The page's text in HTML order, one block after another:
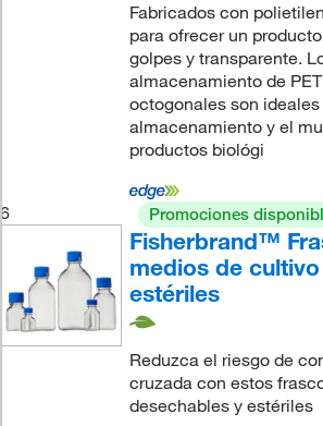
Fabricados con
para ofrecer un
golpes y transparente.
almacenamiento de
octogonales son ideales
almacenamiento y el
productos biológi
6 Promociones
Fisherbrand™
medios de cultivo
estériles
Reduzca el riesgo de
cruzada con estos
desechables y estériles